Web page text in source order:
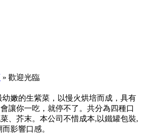
» 歡迎光臨
幼嫩的生紫菜，以慢火烘培而成，具有
讓你一吃，就停不了。共分為四種口
、芥末。本公司不惜成本,以鐵罐包裝,
影響口感。